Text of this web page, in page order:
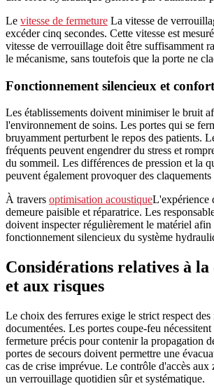
Le vitesse de fermeture La vitesse de
excéder cinq secondes. Cette vitesse est
vitesse de verrouillage doit être suffisamment
le mécanisme, sans toutefois que la porte ne
Fonctionnement silencieux et confort
Les établissements doivent minimiser le bruit
l'environnement de soins. Les portes qui se
bruyamment perturbent le repos des patients.
fréquents peuvent engendrer du stress et
du sommeil. Les différences de pression et la
peuvent également provoquer des
À travers optimisation acoustiqueL'expérience
demeure paisible et réparatrice. Les
doivent inspecter régulièrement le matériel
fonctionnement silencieux du système
Considérations relatives à
et aux risques
Le choix des ferrures exige le strict respect des
documentées. Les portes coupe-feu nécessitent
fermeture précis pour contenir la propagation
portes de secours doivent permettre une
cas de crise imprévue. Le contrôle d'accès aux
un verrouillage quotidien sûr et systématique.